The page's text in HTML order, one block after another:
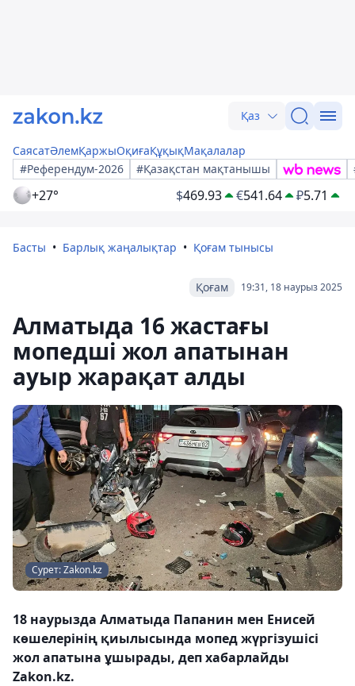
Қаз
СаясатӘлемҚаржыОқиғаҚұқықМақалалар
#Референдум-2026
#Қазақстан мақтанышы
+27° $469.93 €541.64 ₽5.71
Басты Барлық жаңалықтар Қоғам тынысы
19:31, 18 наурыз 2025
Қоғам
Алматыда 16 жастағы
мопедші жол апатынан
ауыр жарақат алды
Сурет: Zakon.kz
18 наурызда Алматыда Папанин мен Енисей
көшелерінің қиылысында мопед жүргізушісі
жол апатына ұшырады, деп хабарлайды
Zakon.kz.